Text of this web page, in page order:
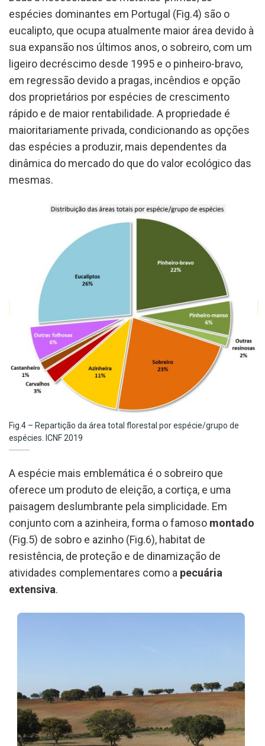
espécies dominantes em Portugal (Fig.4) são o
eucalipto, que ocupa atualmente maior área devido à
sua expansão nos últimos anos, o sobreiro, com um
ligeiro decréscimo desde 1995 e o pinheiro-bravo,
em regressão devido a pragas, incêndios e opção
dos proprietários por espécies de crescimento
rápido e de maior rentabilidade. A propriedade é
maioritariamente privada, condicionando as opções
das espécies a produzir, mais dependentes da
dinâmica do mercado do que do valor ecológico das
mesmas.
Fig.4 – Repartição da área total florestal por espécie/grupo de
espécies. ICNF 2019
A espécie mais emblemática é o sobreiro que
oferece um produto de eleição, a cortiça, e uma
paisagem deslumbrante pela simplicidade. Em
conjunto com a azinheira, forma o famoso montado
(Fig.5) de sobro e azinho (Fig.6), habitat de
resistência, de proteção e de dinamização de
atividades complementares como a pecuária
extensiva.